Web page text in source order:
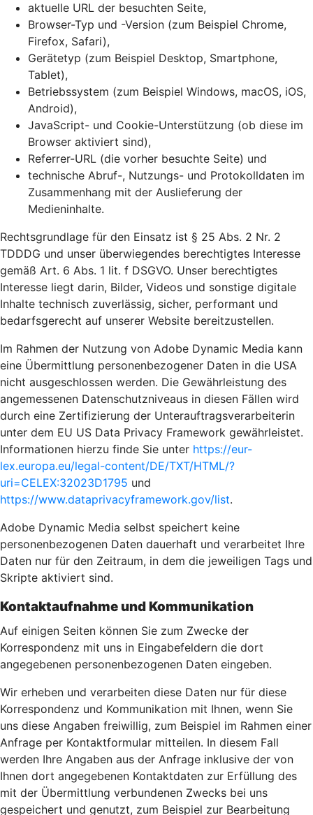
aktuelle URL der besuchten Seite,
Browser-Typ und -Version (zum Beispiel Chrome,
Firefox, Safari),
Gerätetyp (zum Beispiel Desktop, Smartphone,
Tablet),
Betriebssystem (zum Beispiel Windows, macOS, iOS,
Android),
JavaScript- und Cookie-Unterstützung (ob diese im
Browser aktiviert sind),
Referrer-URL (die vorher besuchte Seite) und
technische Abruf-, Nutzungs- und Protokolldaten im
Zusammenhang mit der Auslieferung der
Medieninhalte.
Rechtsgrundlage für den Einsatz ist § 25 Abs. 2 Nr. 2
TDDDG und unser überwiegendes berechtigtes Interesse
gemäß Art. 6 Abs. 1 lit. f DSGVO. Unser berechtigtes
Interesse liegt darin, Bilder, Videos und sonstige digitale
Inhalte technisch zuverlässig, sicher, performant und
bedarfsgerecht auf unserer Website bereitzustellen.
Im Rahmen der Nutzung von Adobe Dynamic Media kann
eine Übermittlung personenbezogener Daten in die USA
nicht ausgeschlossen werden. Die Gewährleistung des
angemessenen Datenschutzniveaus in diesen Fällen wird
durch eine Zertifizierung der Unterauftragsverarbeiterin
unter dem EU US Data Privacy Framework gewährleistet.
Informationen hierzu finde Sie unter https://eur-
lex.europa.eu/legal-content/DE/TXT/HTML/?
uri=CELEX:32023D1795 und
https://www.dataprivacyframework.gov/list.
Adobe Dynamic Media selbst speichert keine
personenbezogenen Daten dauerhaft und verarbeitet Ihre
Daten nur für den Zeitraum, in dem die jeweiligen Tags und
Skripte aktiviert sind.
Kontaktaufnahme und Kommunikation
Auf einigen Seiten können Sie zum Zwecke der
Korrespondenz mit uns in Eingabefeldern die dort
angegebenen personenbezogenen Daten eingeben.
Wir erheben und verarbeiten diese Daten nur für diese
Korrespondenz und Kommunikation mit Ihnen, wenn Sie
uns diese Angaben freiwillig, zum Beispiel im Rahmen einer
Anfrage per Kontaktformular mitteilen. In diesem Fall
werden Ihre Angaben aus der Anfrage inklusive der von
Ihnen dort angegebenen Kontaktdaten zur Erfüllung des
mit der Übermittlung verbundenen Zwecks bei uns
gespeichert und genutzt, zum Beispiel zur Bearbeitung